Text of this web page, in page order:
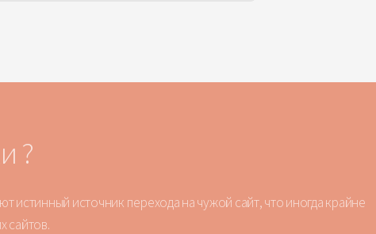
?
источник перехода на чужой сайт, что иногда крайне
сайтов.